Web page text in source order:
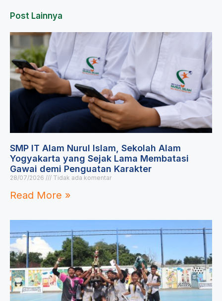
Post Lainnya
SMP IT Alam Nurul Islam, Sekolah Alam
Yogyakarta yang Sejak Lama Membatasi
Gawai demi Penguatan Karakter
28/07/2026 Tidak ada komentar
Read More »